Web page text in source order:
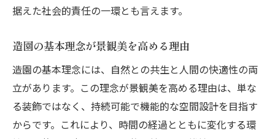
据えた社会的責任の一環とも言えます。
造園の基本理念が景観美を高める理由
造園の基本理念には、自然との共生と人間の快適性の両
立があります。この理念が景観美を高める理由は、単な
る装飾ではなく、持続可能で機能的な空間設計を目指す
からです。これにより、時間の経過とともに変化する環